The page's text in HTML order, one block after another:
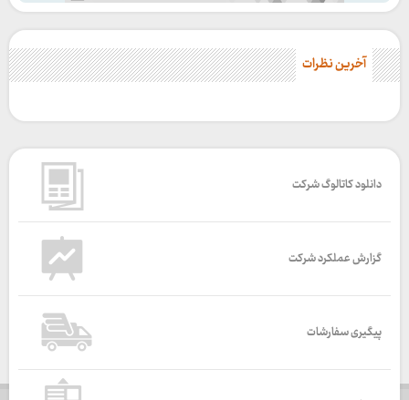
آخرین نظرات
دانلود کاتالوگ شرکت
گزارش عملکرد شرکت
پیگیری سفارشات